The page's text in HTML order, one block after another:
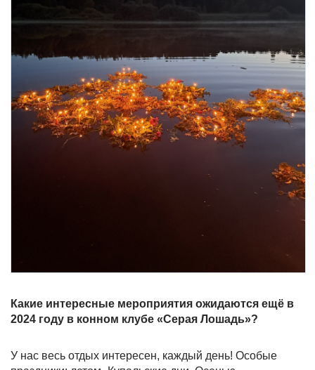
Какие интересные мероприятия ожидаются ещё в
2024 году в конном клубе «Серая Лошадь»?
У нас весь отдых интересен, каждый день! Особые